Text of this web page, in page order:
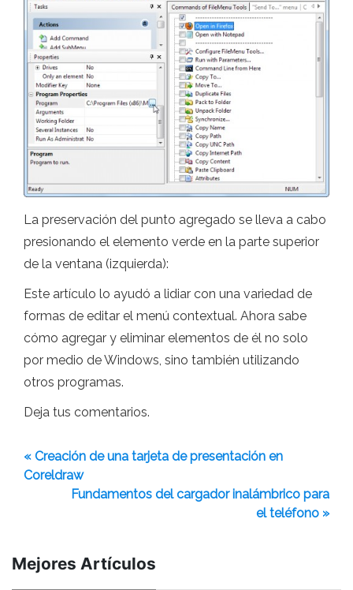
La preservación del punto agregado se lleva a cabo
presionando el elemento verde en la parte superior
de la ventana (izquierda):
Este artículo lo ayudó a lidiar con una variedad de
formas de editar el menú contextual. Ahora sabe
cómo agregar y eliminar elementos de él no solo
por medio de Windows, sino también utilizando
otros programas.
Deja tus comentarios.
« Creación de una tarjeta de presentación en
Coreldraw
Fundamentos del cargador inalámbrico para
el teléfono »
Mejores Artículos